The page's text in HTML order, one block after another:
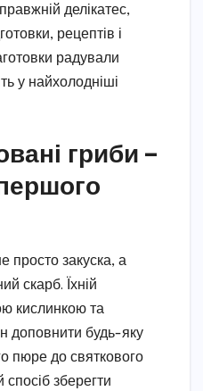
делікатес,
рецептів і
радували
у найхолодніші
гриби –
просто закуска, а
скарб. Їхній
кислинкою та
доповнити будь-яку
пюре до святкового
зберегти